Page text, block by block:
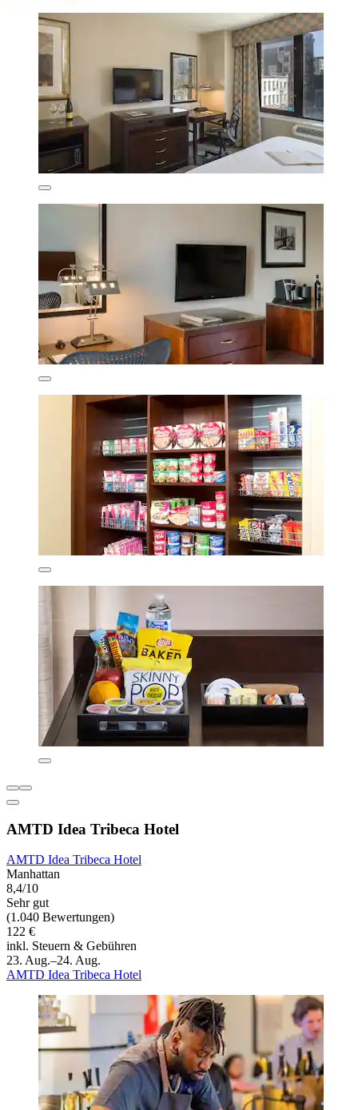
AMTD Idea Tribeca Hotel
AMTD Idea Tribeca Hotel
Manhattan
8,4/10
Sehr gut
(1.040 Bewertungen)
122 €
inkl. Steuern & Gebühren
23. Aug.–24. Aug.
AMTD Idea Tribeca Hotel